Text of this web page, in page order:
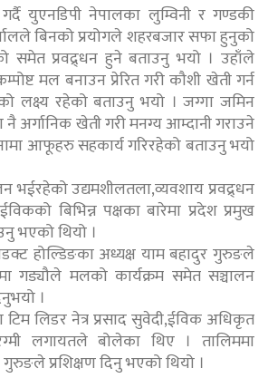
युएनडिपी नेपालका लुम्विनी र गण्डकी
बिनको प्रयोगले शहरबजार सफा हुनुको
समेत प्रवद्र्धन हुने बताउनु भयो । उहाँले
मल बनाउन प्रेरित गरी कौशी खेती गर्न
लक्ष्य रहेको बताउनु भयो । जग्गा जमिन
अर्गानिक खेती गरी मनग्य आम्दानी गराउने
आफूहरु सहकार्य गरिरहेको बताउनु भयो
भईरहेको उद्यमशीलतला,व्यवशाय प्रवद्र्धन
बिभिन्न पक्षका बारेमा प्रदेश प्रमुख
भएको थियो ।
होल्डिङका अध्यक्ष याम बहादुर गुरुङले
गड्यौले मलको कार्यक्रम समेत सञ्चालन
।
टिम लिडर नेत्र प्रसाद सुवेदी,ईविक अधिकृत
लगायतले बोलेका थिए । तालिममा
गुरुङले प्रशिक्षण दिनु भएको थियो ।